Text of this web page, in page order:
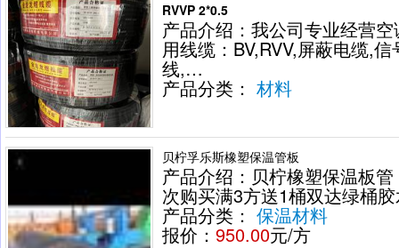
RVVP 2*0.5
产品介绍：我公司专业经营空
用线缆：BV,RVV,屏蔽电缆,信
线,…
产品分类： 材料
贝柠孚乐斯橡塑保温管板
产品介绍：贝柠橡塑保温板管
次购买满3方送1桶双达绿桶
产品分类： 保温材料
报价： 950.00元/方